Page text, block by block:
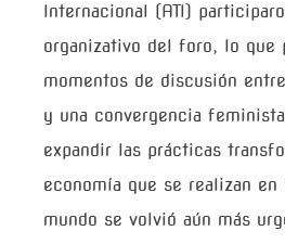
Internacional (ATI)
organizativo del foro, lo que
momentos de discusión
y una convergencia
expandir las prácticas
economía que se realizan
mundo se volvió aún más